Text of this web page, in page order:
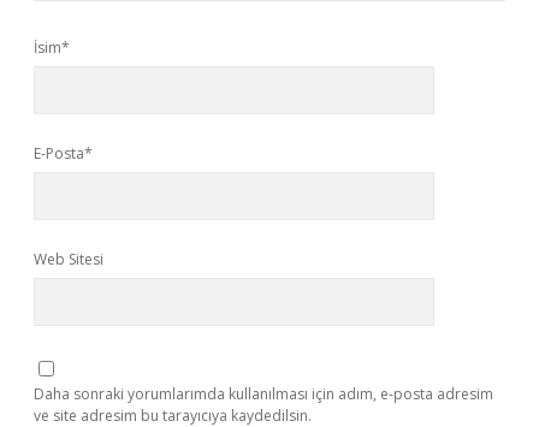
İsim*
E-Posta*
Web Sitesi
Daha sonraki yorumlarımda kullanılması için adım, e-posta adresim
ve site adresim bu tarayıcıya kaydedilsin.